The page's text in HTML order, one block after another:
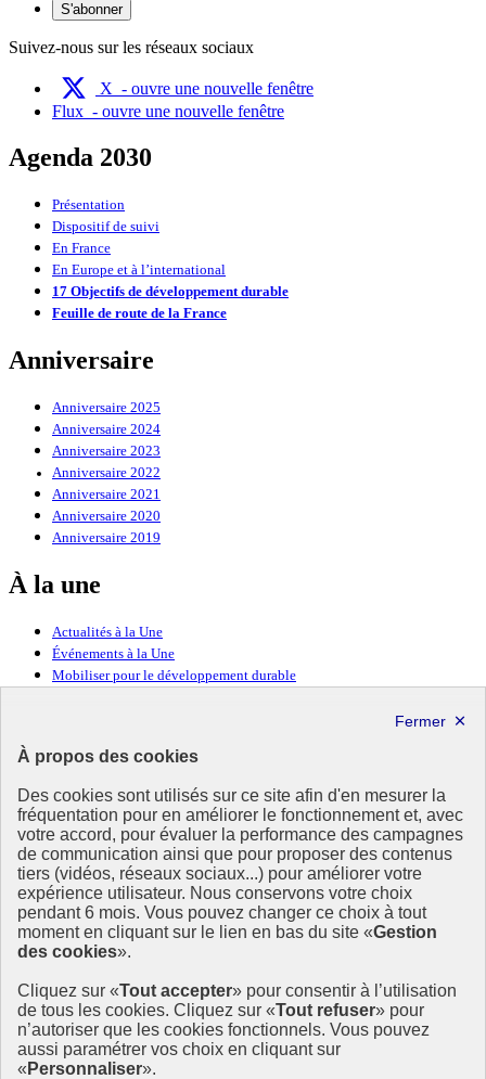
À propos des cookies
Des cookies sont utilisés sur ce site afin d'en mesurer la
fréquentation pour en améliorer le fonctionnement et, avec
votre accord, pour évaluer la performance des campagnes
de communication ainsi que pour proposer des contenus
tiers (vidéos, réseaux sociaux...) pour améliorer votre
expérience utilisateur. Nous conservons votre choix
pendant 6 mois. Vous pouvez changer ce choix à tout
moment en cliquant sur le lien en bas du site «Gestion
des cookies».
Cliquez sur «Tout accepter» pour consentir à l’utilisation
de tous les cookies. Cliquez sur «Tout refuser» pour
n’autoriser que les cookies fonctionnels. Vous pouvez
aussi paramétrer vos choix en cliquant sur
« Personnaliser».
S'abonner
Suivez-nous sur les réseaux sociaux
X - ouvre une nouvelle fenêtre
Flux - ouvre une nouvelle fenêtre
Agenda 2030
Présentation
Dispositif de suivi
En France
En Europe et à l’international
17 Objectifs de développement durable
Feuille de route de la France
Anniversaire
Anniversaire 2025
Anniversaire 2024
Anniversaire 2023
Anniversaire 2022
Anniversaire 2021
Anniversaire 2020
Anniversaire 2019
À la une
Actualités à la Une
Événements à la Une
Mobiliser pour le développement durable
Ressources
Ressources
La Méth’ODD
Gouvernement
Ce site propose l’information de référence concernant l’Agenda
2030 et la feuille de route de la France. Il valorise la mobilisation de
tous les acteurs.
info.gouv.fr- ouvre une nouvelle fenêtre
service-public.fr - ouvre une nouvelle fenêtre
legifrance.gouv.fr- ouvre une nouvelle fenêtre
data.gouv.fr- ouvre une nouvelle fenêtre